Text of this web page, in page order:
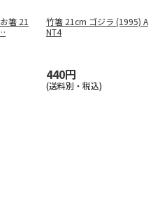
箸 21
竹箸 21cm ゴジラ (1995) A
NT4
440円
(送料別・税込)